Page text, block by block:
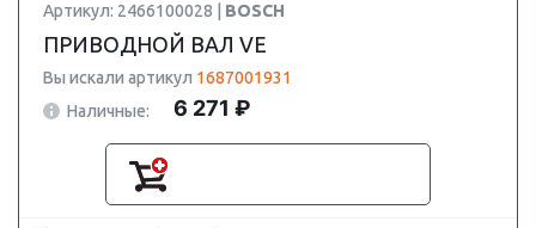
Артикул: 2466100028 | BOSCH
ПРИВОДНОЙ ВАЛ VE
Вы искали артикул 1687001931
Наличные:
6 271 ₽